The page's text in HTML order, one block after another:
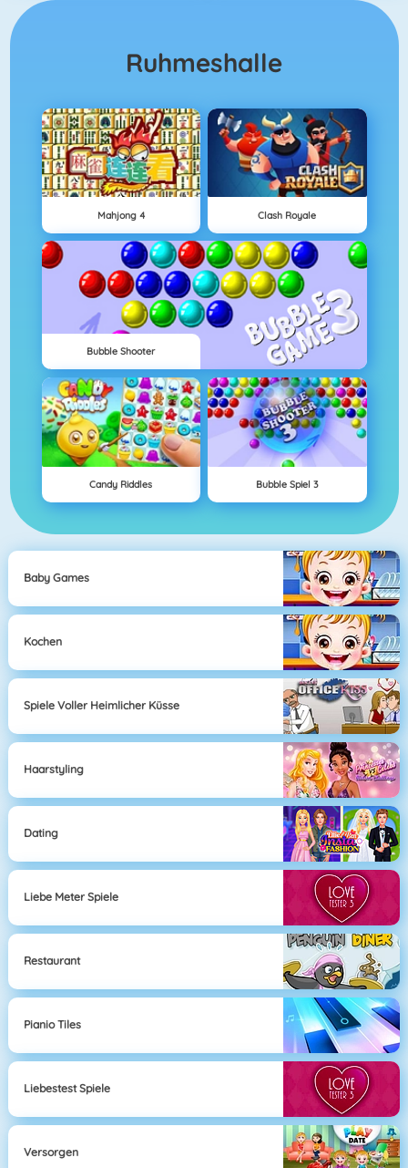
Ruhmeshalle
Mahjong 4 Clash Royale
Bubble Shooter
Candy Riddles Bubble Spiel 3
Baby Games
Kochen
Spiele Voller Heimlicher Küsse
Haarstyling
Dating
Liebe Meter Spiele
Restaurant
Pianio Tiles
Liebestest Spiele
Versorgen